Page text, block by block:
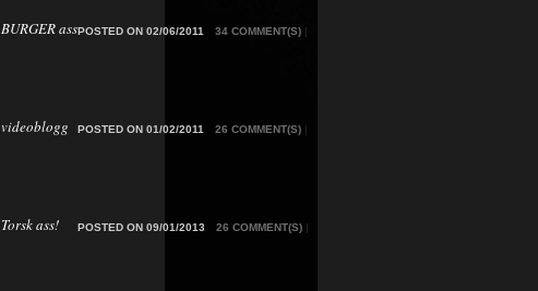
BURGER ass 34 COMMENT(S) |
POSTED ON 02/06/2011
videoblogg 26 COMMENT(S) |
POSTED ON 01/02/2011
Torsk ass! 26 COMMENT(S) |
POSTED ON 09/01/2013